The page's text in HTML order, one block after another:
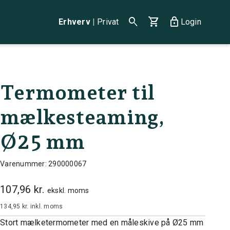
Erhverv | Privat search shopping_cart lock Login
Termometer til
mælkesteaming,
Ø25 mm
Varenummer: 290000067
107,96 kr. ekskl. moms
134,95 kr. inkl. moms
Stort mælketermometer med en måleskive på Ø25 mm